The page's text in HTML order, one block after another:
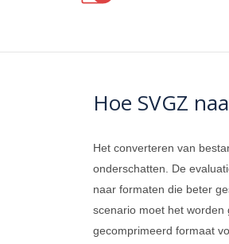
Hoe SVGZ
Het converteren van
onderschatten. De
naar formaten die beter
scenario moet het
gecomprimeerd formaat